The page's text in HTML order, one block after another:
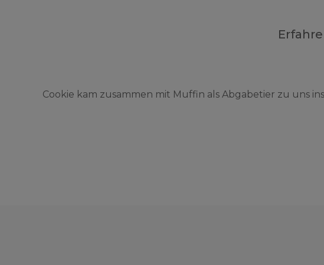
Cookie kam zusammen mit Muffin als Abgabetier zu uns